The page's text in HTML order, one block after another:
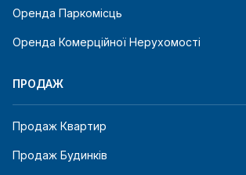
Оренда Паркомісць
Оренда Комерційної Нерухомості
ПРОДАЖ
Продаж Квартир
Продаж Будинків